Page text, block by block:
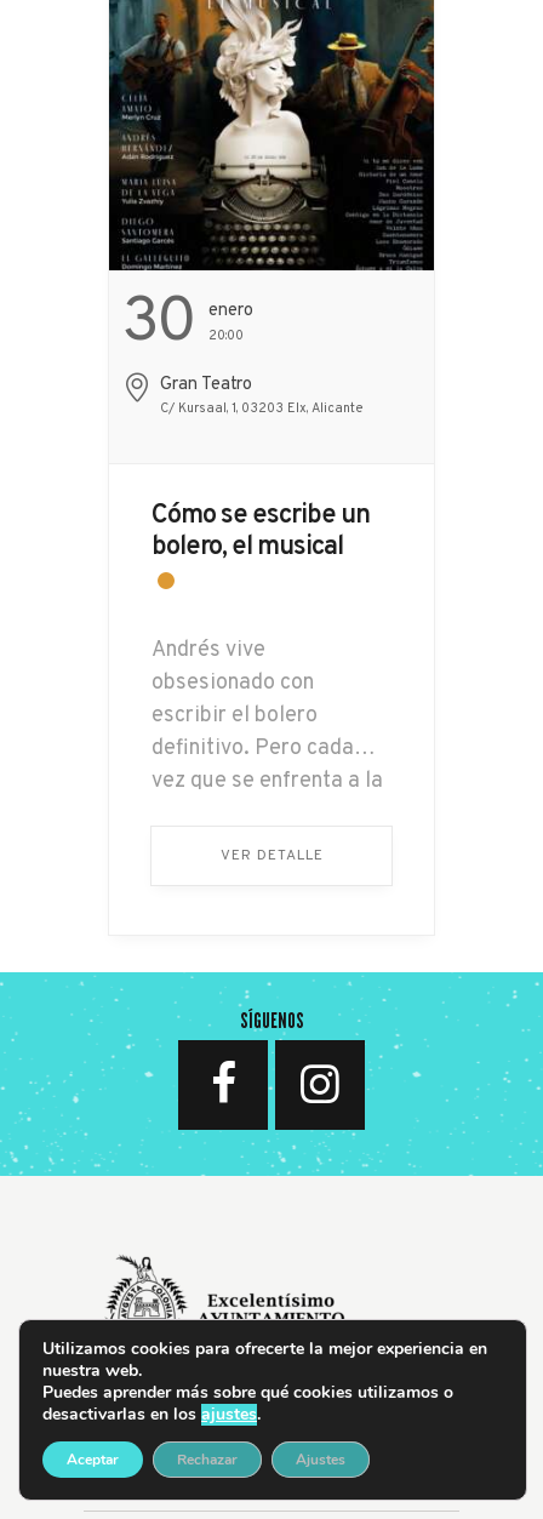
racional… ...
30 Enero
20:00
Gran Teatro
C/ Kursaal, 1, 03203 Elx, Alicante
Cómo se escribe un
bolero, el musical
Andrés vive
obsesionado con
escribir el bolero
definitivo. Pero cada
vez que se enfrenta a la
puede verla a ella…
esencia de ese bolero
ya… ...
VER DETALLE
SÍGUENOS
Utilizamos cookies para ofrecerte la mejor experiencia en
nuestra web.
Puedes aprender más sobre qué cookies utilizamos o
desactivarlas en los ajustes.
Aceptar Rechazar Ajustes